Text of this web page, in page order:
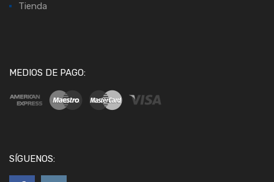
Tienda
MEDIOS DE PAGO:
SÍGUENOS: